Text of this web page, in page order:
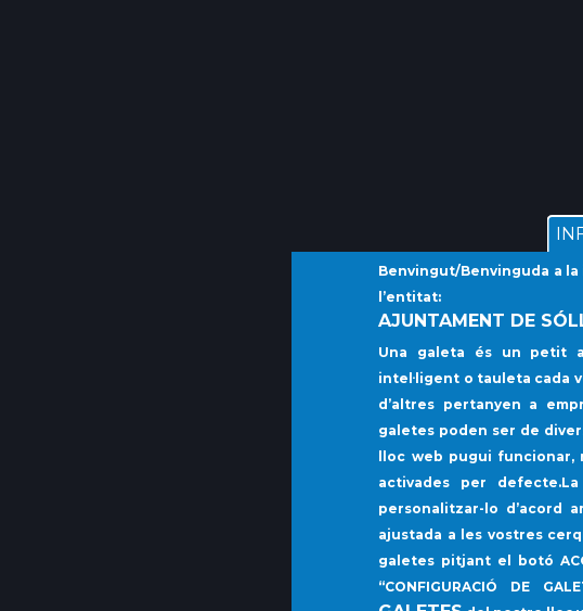
Benvingut/Benvinguda a
l’entitat:
AJUNTAMENT DE
Una galeta és un petit
intel·ligent o tauleta cada
d’altres pertanyen a
galetes poden ser de
lloc web pugui
activades per
personalitzar-lo d’acord
ajustada a les vostres
galetes pitjant el botó
“CONFIGURACIÓ DE